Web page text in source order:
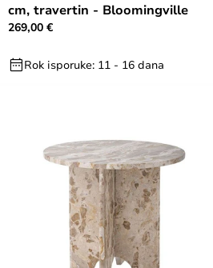
cm, travertin - Bloomingville
269,00 €
Rok isporuke: 11 - 16 dana